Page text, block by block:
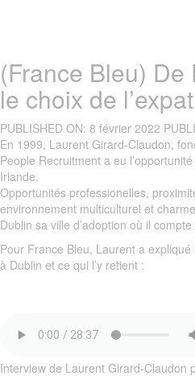
(France Bleu) De
le choix de
PUBLISHED ON: 8 février 2022
En 1999, Laurent Girard-Claudon,
People Recruitment a eu
Irlande.
Opportunités professionelles,
environnement multiculturel et
Dublin sa ville d’adoption où il
Pour France Bleu, Laurent a
à Dublin et ce qui l’y retient :
Interview de Laurent Girard-Claudon